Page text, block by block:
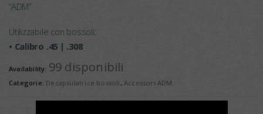
“ADM”
Utilizzabile con bossoli:
• Calibro .45 | .308
Availability: 99 disponibili
Categorie: Decapsulatrice bossoli , Accessori ADM